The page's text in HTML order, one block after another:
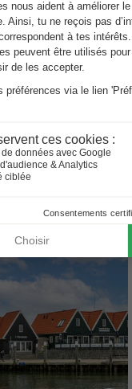
Avis sur Trustpilot
4,5 / 5